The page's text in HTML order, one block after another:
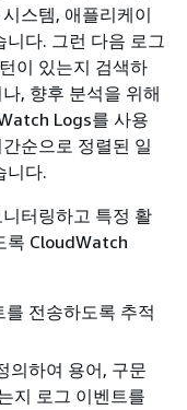
스템, 애플리케이
다. 그런 다음 로그
이 있는지 검색하
, 향후 분석을 위해
Logs를 사용
순으로 정렬된 일
니다.
터링하고 특정 활
록 CloudWatch
전송하도록 추적
의하여 용어, 구문
지 로그 이벤트를